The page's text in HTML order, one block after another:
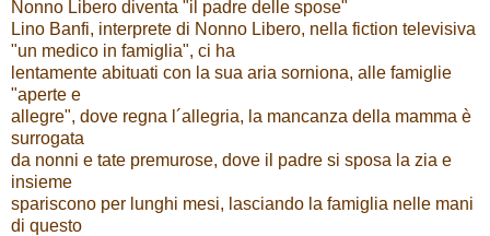
Nonno Libero diventa "il padre delle spose"
Lino Banfi, interprete di Nonno Libero, nella fiction televisiva
"un medico in famiglia", ci ha
lentamente abituati con la sua aria sorniona, alle famiglie
"aperte e
allegre", dove regna l´allegria, la mancanza della mamma è
surrogata
da nonni e tate premurose, dove il padre si sposa la zia e
insieme
spariscono per lunghi mesi, lasciando la famiglia nelle mani
di questo